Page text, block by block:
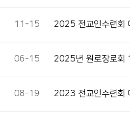
11-15 2025 전교인수련회
06-15 2025년 원로장로회
08-19 2023 전교인수련회